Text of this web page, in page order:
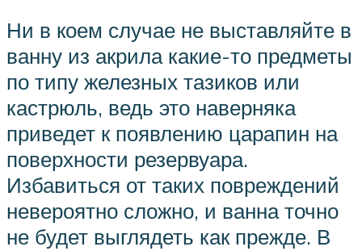
Ни в коем случае не выставляйте в
ванну из акрила какие-то предметы
по типу железных тазиков или
кастрюль, ведь это наверняка
приведет к появлению царапин на
поверхности резервуара.
Избавиться от таких повреждений
невероятно сложно, и ванна точно
не будет выглядеть как прежде. В